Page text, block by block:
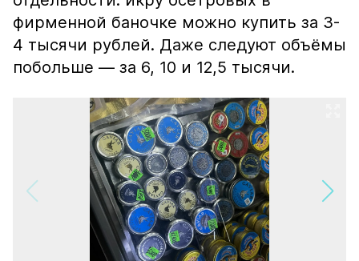
фирменной баночке можно купить за 3-
4 тысячи рублей. Даже следуют объёмы
побольше — за 6, 10 и 12,5 тысячи.